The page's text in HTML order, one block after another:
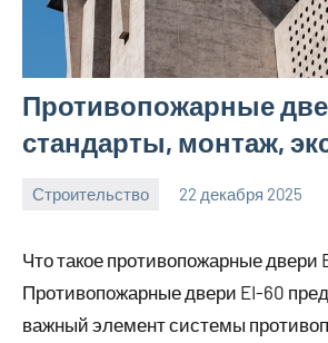
Противопожарные
стандарты, монтаж,
Строительство 22 декабря 2025
svargroup_ru
Что такое противопожарные двери
Противопожарные двери EI-60
важный элемент системы